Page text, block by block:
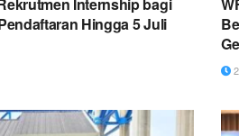
Hingga 5 Juli